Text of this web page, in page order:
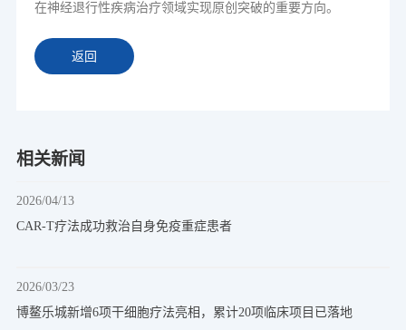
在神经退行性疾病治疗领域实现原创突破的重要方向。
返回
相关新闻
2026/04/13
CAR-T疗法成功救治自身免疫重症患者
2026/03/23
博鳌乐城新增6项干细胞疗法亮相，累计20项临床项目已落地